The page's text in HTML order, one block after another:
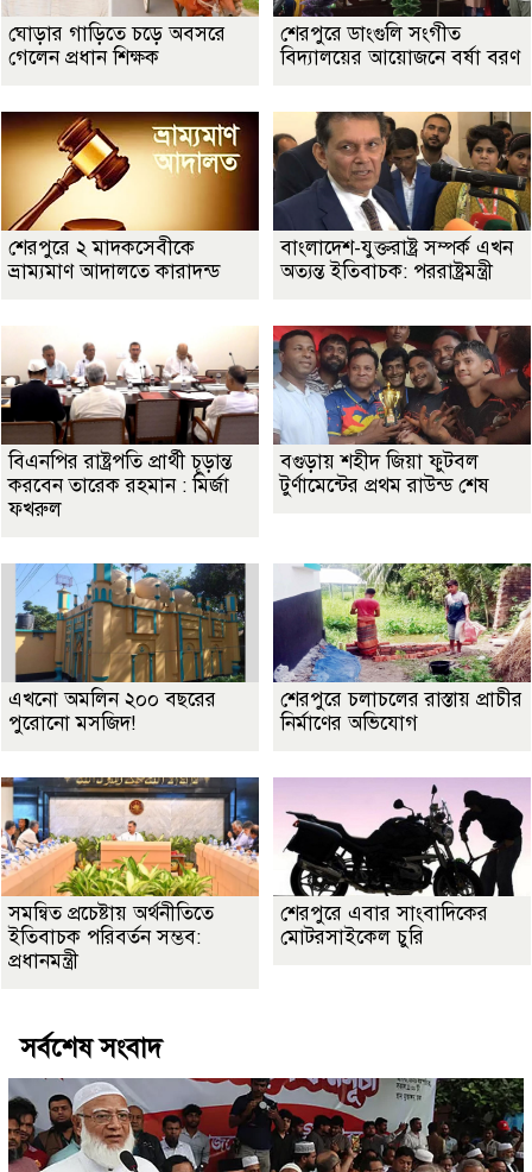
ঘোড়ার গাড়িতে চড়ে অবসরে
গেলেন প্রধান শিক্ষক
শেরপুরে ডাংগুলি সংগীত
বিদ্যালয়ের আয়োজনে বর্ষা বরণ
শেরপুরে ২ মাদকসেবীকে
ভ্রাম্যমাণ আদালতে কারাদন্ড
বাংলাদেশ-যুক্তরাষ্ট্র সম্পর্ক এখন
অত্যন্ত ইতিবাচক: পররাষ্ট্রমন্ত্রী
বিএনপির রাষ্ট্রপতি প্রার্থী চূড়ান্ত
করবেন তারেক রহমান : মির্জা
ফখরুল
বগুড়ায় শহীদ জিয়া ফুটবল
টুর্ণামেন্টের প্রথম রাউন্ড শেষ
এখনো অমলিন ২০০ বছরের
পুরোনো মসজিদ!
শেরপুরে চলাচলের রাস্তায় প্রাচীর
নির্মাণের অভিযোগ
সমন্বিত প্রচেষ্টায় অর্থনীতিতে
ইতিবাচক পরিবর্তন সম্ভব:
প্রধানমন্ত্রী
শেরপুরে এবার সাংবাদিকের
মোটরসাইকেল চুরি
সর্বশেষ সংবাদ